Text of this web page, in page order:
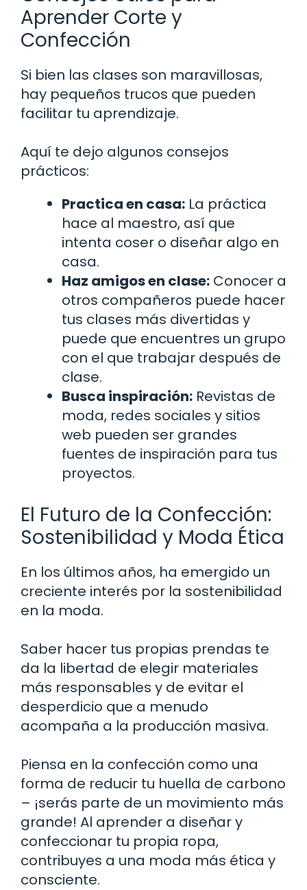
Aprender Corte y
Confección
Si bien las clases son maravillosas,
hay pequeños trucos que pueden
facilitar tu aprendizaje.
Aquí te dejo algunos consejos
prácticos:
Practica en casa: La práctica
hace al maestro, así que
intenta coser o diseñar algo en
casa.
Haz amigos en clase: Conocer a
otros compañeros puede hacer
tus clases más divertidas y
puede que encuentres un grupo
con el que trabajar después de
clase.
Busca inspiración: Revistas de
moda, redes sociales y sitios
web pueden ser grandes
fuentes de inspiración para tus
proyectos.
El Futuro de la Confección:
Sostenibilidad y Moda Ética
En los últimos años, ha emergido un
creciente interés por la sostenibilidad
en la moda.
Saber hacer tus propias prendas te
da la libertad de elegir materiales
más responsables y de evitar el
desperdicio que a menudo
acompaña a la producción masiva.
Piensa en la confección como una
forma de reducir tu huella de carbono
– ¡serás parte de un movimiento más
grande! Al aprender a diseñar y
confeccionar tu propia ropa,
contribuyes a una moda más ética y
consciente.